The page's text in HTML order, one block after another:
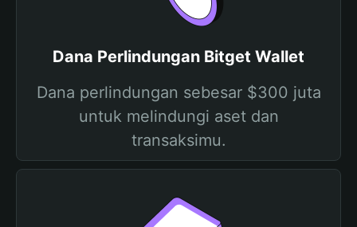
Dana Perlindungan Bitget Wallet
Dana perlindungan sebesar $300 juta
untuk melindungi aset dan
transaksimu.